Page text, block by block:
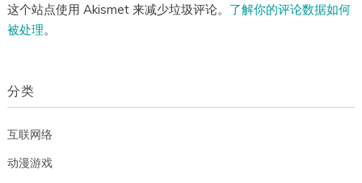
这个站点使用 Akismet 来减少垃圾评论。 了解你的评论数据如何
被处理。
分类
互联网络
动漫游戏